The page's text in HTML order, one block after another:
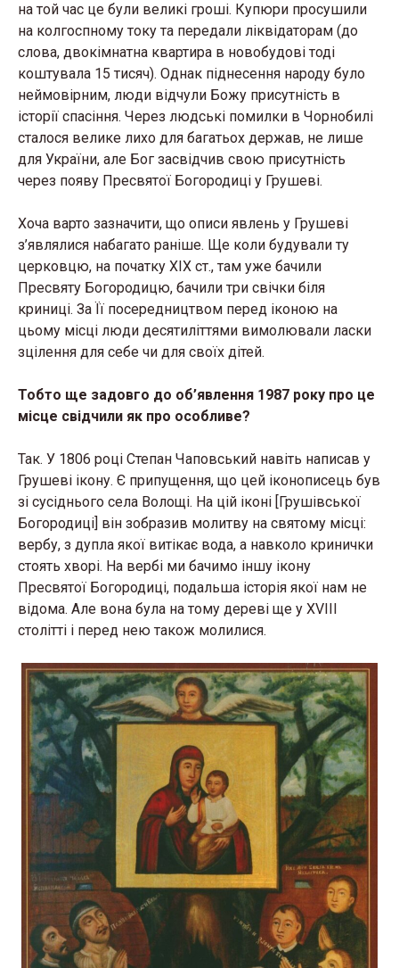
на той час це були великі гроші. Купюри просушили
на колгоспному току та передали ліквідаторам (до
слова, двокімнатна квартира в новобудові тоді
коштувала 15 тисяч). Однак піднесення народу було
неймовірним, люди відчули Божу присутність в
історії спасіння. Через людські помилки в Чорнобилі
сталося велике лихо для багатьох держав, не лише
для України, але Бог засвідчив свою присутність
через появу Пресвятої Богородиці у Грушеві.
Хоча варто зазначити, що описи явлень у Грушеві
з’являлися набагато раніше. Ще коли будували ту
церковцю, на початку XIX ст., там уже бачили
Пресвяту Богородицю, бачили три свічки біля
криниці. За Її посередництвом перед іконою на
цьому місці люди десятиліттями вимолювали ласки
зцілення для себе чи для своїх дітей.
Тобто ще задовго до об’явлення 1987 року про це
місце свідчили як про особливе?
Так. У 1806 році Степан Чаповський навіть написав у
Грушеві ікону. Є припущення, що цей іконописець був
зі сусіднього села Волощі. На цій іконі [Грушівської
Богородиці] він зобразив молитву на святому місці:
вербу, з дупла якої витікає вода, а навколо кринички
стоять хворі. На вербі ми бачимо іншу ікону
Пресвятої Богородиці, подальша історія якої нам не
відома. Але вона була на тому дереві ще у XVIII
столітті і перед нею також молилися.